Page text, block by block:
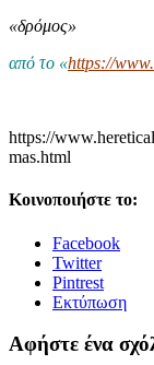
«δρόμος»
από το «https://
https://
mas.html
Κοινοποιήστε το:
Facebook
Twitter
Pintrest
Εκτύπωση
Αφήστε ένα